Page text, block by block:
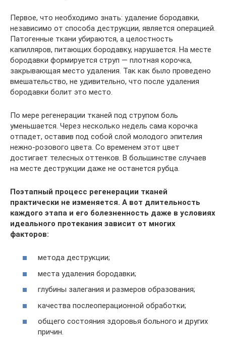
Первое, что необходимо знать: удаление бородавки,
независимо от способа деструкции, является операцией.
Патогенные ткани убираются, а целостность
капилляров, питающих бородавку, нарушается. На месте
бородавки формируется струп — плотная корочка,
закрывающая место удаления. Так как было проведено
вмешательство, не удивительно, что после удаления
бородавки болит это место.
По мере регенерации тканей под струпом боль
уменьшается. Через несколько недель сама корочка
отпадет, оставив под собой слой молодого эпителия
нежно-розового цвета. Со временем этот цвет
достигает телесных оттенков. В большинстве случаев
на месте деструкции даже не останется рубца.
Поэтапный процесс регенерации тканей
практически не изменяется. А вот длительность
каждого этапа и его болезненность даже в условиях
идеального протекания зависит от многих
факторов:
метода деструкции;
места удаления бородавки;
глубины залегания и размеров образования;
качества послеоперационной обработки;
общего состояния здоровья больного и других
причин.